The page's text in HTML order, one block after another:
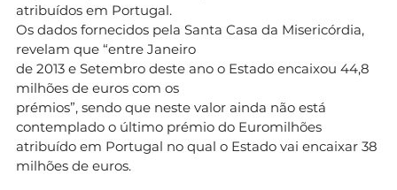
atribuídos em Portugal.
Os dados fornecidos pela Santa Casa da Misericórdia,
revelam que “entre Janeiro
de 2013 e Setembro deste ano o Estado encaixou 44,8
milhões de euros com os
prémios”, sendo que neste valor ainda não está
contemplado o último prémio do Euromilhões
atribuído em Portugal no qual o Estado vai encaixar 38
milhões de euros.